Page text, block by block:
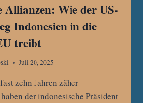
Allianzen: Wie der US-
Indonesien in die
treibt
Juli 20, 2025
zehn Jahren zäher
der indonesische Präsident